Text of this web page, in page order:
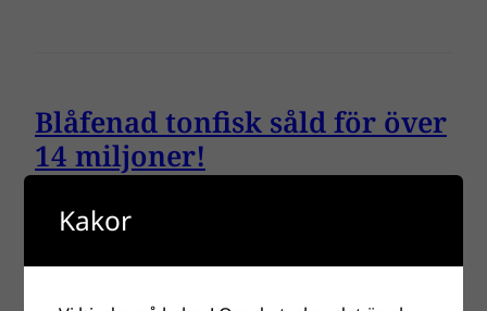
Blåfenad tonfisk såld för över
14 miljoner!
Blåfenad tonfisk såld för över 14 miljoner!
Världens och kanske framförallt Japans aptit på
tonfisk har på flera ställen hotat
Kakor